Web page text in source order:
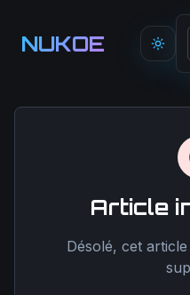
NUKOE
Article
Désolé, cet